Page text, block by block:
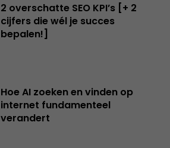
2 overschatte SEO KPI’s [+ 2
cijfers die wél je succes
bepalen!]
Hoe AI zoeken en vinden op
internet fundamenteel
verandert